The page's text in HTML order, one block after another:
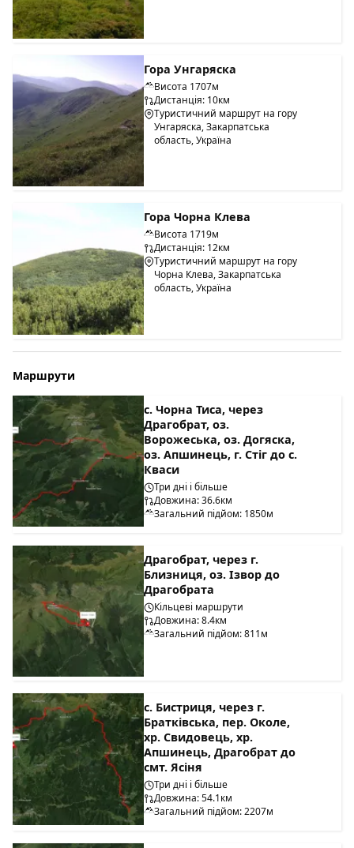
Гора Унгаряска
Висота 1707м
Дистанція: 10км
Туристичний маршрут на гору
Унгаряска, Закарпатська
область, Україна
Гора Чорна Клева
Висота 1719м
Дистанція: 12км
Туристичний маршрут на гору
Чорна Клева, Закарпатська
область, Україна
Маршрути
с. Чорна Тиса, через
Драгобрат, оз.
Ворожеська, оз. Догяска,
оз. Апшинець, г. Стіг до с.
Кваси
Три дні і більше
Довжина: 36.6км
Загальний підйом: 1850м
Драгобрат, через г.
Близниця, оз. Ізвор до
Драгобрата
Кільцеві маршрути
Довжина: 8.4км
Загальний підйом: 811м
с. Бистриця, через г.
Братківська, пер. Околе,
хр. Свидовець, хр.
Апшинець, Драгобрат до
смт. Ясіня
Три дні і більше
Довжина: 54.1км
Загальний підйом: 2207м